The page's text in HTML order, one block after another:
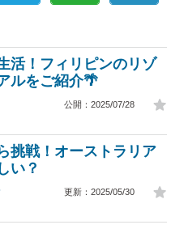
活！フィリピンのリゾ
ルをご紹介🌴
公開：2025/07/28
挑戦！オーストラリア
い？
更新：2025/05/30